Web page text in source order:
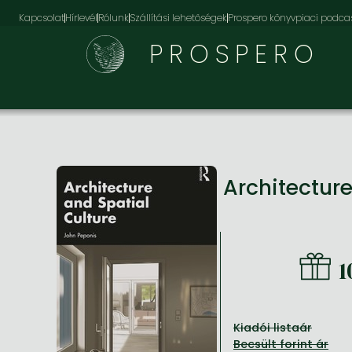
KapcsolatHírlevélRólunkSzállítási lehetőségekProspero könyvpiaci
PROSPERO
Kiadói listaár